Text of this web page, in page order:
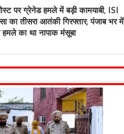
पर ग्रेनेड हमले में बड़ी कामयाबी, ISI
का तीसरा आतंकी गिरफ्तार; पंजाब भर में
हमले का था नापाक मंसूबा